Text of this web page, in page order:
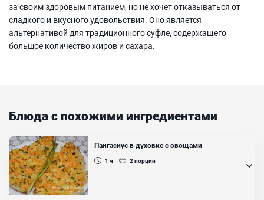
за своим здоровым питанием, но не хочет отказываться от
сладкого и вкусного удовольствия. Оно является
альтернативой для традиционного суфле, содержащего
большое количество жиров и сахара.
Блюда с похожими ингредиентами
Пангасиус в духовке с овощами
1 ч 2порции